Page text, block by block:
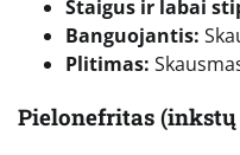
Staigus ir labai
Banguojantis:
Plitimas:
Pielonefritas